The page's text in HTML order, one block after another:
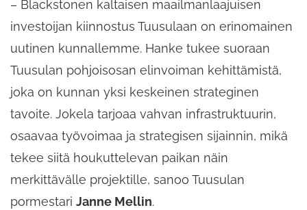
– Blackstonen kaltaisen maailmanlaajuisen
investoijan kiinnostus Tuusulaan on erinomainen
uutinen kunnallemme. Hanke tukee suoraan
Tuusulan pohjoisosan elinvoiman kehittämistä,
joka on kunnan yksi keskeinen strateginen
tavoite. Jokela tarjoaa vahvan infrastruktuurin,
osaavaa työvoimaa ja strategisen sijainnin, mikä
tekee siitä houkuttelevan paikan näin
merkittävälle projektille, sanoo Tuusulan
pormestari Janne Mellin.